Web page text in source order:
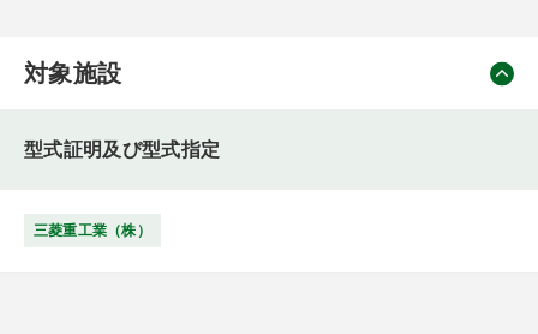
対象施設
型式証明及び型式指定
三菱重工業（株）